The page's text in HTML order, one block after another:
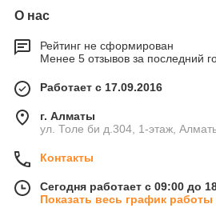
О нас
Рейтинг не сформирован
Менее 5 отзывов за последний
Работает с 17.09.2016
г. Алматы
ул. Толе би д.304, 1-этаж,
Контакты
Сегодня работает с 09:00 до
Показать весь график работы